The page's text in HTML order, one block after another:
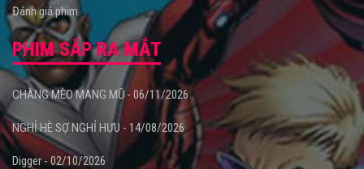
Đánh giá phim
PHIM SẮP RA MẮT
CHÀNG MÈO MANG MŨ - 06/11/2026
NGHỈ HÈ SỢ NGHỈ HƯU - 14/08/2026
Digger - 02/10/2026